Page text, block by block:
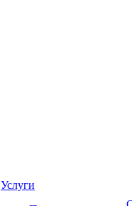
Услуги